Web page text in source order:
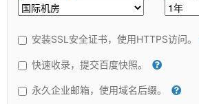
安装SSL安全证书，使用HTTPS访问。
快速收录，提交百度快照。
永久企业邮箱，使用域名后缀。